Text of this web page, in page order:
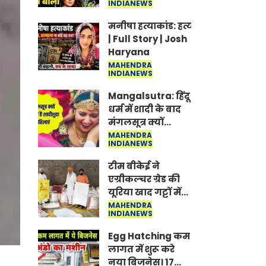
Jantar-Mantar |
CJP protest
INDIANEWS
मनीषा हत्याकांड: हत्या, आत्महत्या या
| Full Story | Josh
Haryana
MAHENDRA
INDIANEWS
Mangalsutra: हिंदू
धर्म में शादी के बाद
मंगलसूत्र क्यों
पहनती है महिलाएं,
किसने शुरु की ये
परंपरा
MAHENDRA
INDIANEWS
टीम बीकेई ने
एग्रीकल्चर ग्रेड की
यूरिया खाद गट्टों में
बदलकर टेक्निकल
ग्रेड में बेचने वालों पर
करवाई कार्रवाई:
लखविंदर सिंह
औलख
MAHENDRA
INDIANEWS
Egg Hatching कम
लागत में शुरू करे
नया बिजनेस। 17